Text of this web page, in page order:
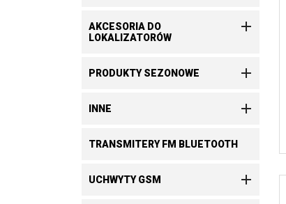
AKCESORIA DO
LOKALIZATORÓW

PRODUKTY SEZONOWE 
INNE 
TRANSMITERY FM BLUETOOTH
UCHWYTY GSM 